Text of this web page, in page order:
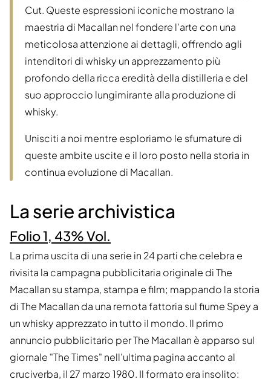
Cut. Queste espressioni iconiche mostrano la
maestria di Macallan nel fondere l'arte con una
meticolosa attenzione ai dettagli, offrendo agli
intenditori di whisky un apprezzamento più
profondo della ricca eredità della distilleria e del
suo approccio lungimirante alla produzione di
whisky.
Unisciti a noi mentre esploriamo le sfumature di
queste ambite uscite e il loro posto nella storia in
continua evoluzione di Macallan.
La serie archivistica
Folio 1, 43% Vol.
La prima uscita di una serie in 24 parti che celebra e
rivisita la campagna pubblicitaria originale di The
Macallan su stampa, stampa e film; mappando la storia
di The Macallan da una remota fattoria sul fiume Spey a
un whisky apprezzato in tutto il mondo. Il primo
annuncio pubblicitario per The Macallan è apparso sul
giornale "The Times" nell'ultima pagina accanto al
cruciverba, il 27 marzo 1980. Il formato era insolito: